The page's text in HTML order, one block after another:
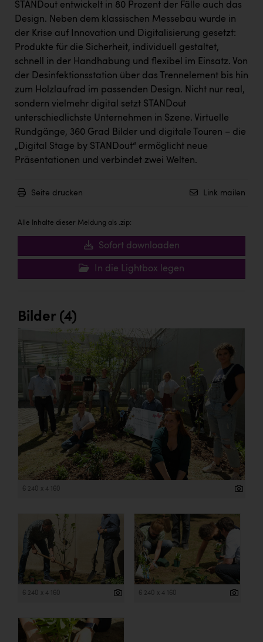
STANDout entwickelt in 80 Prozent der Fälle auch das
Design. Neben dem klassischen Messebau wurde in
der Krise auf Innovation und Digitalisierung gesetzt:
Produkte für die Sicherheit, individuell gestaltet,
schnell in der Handhabung und flexibel im Einsatz. Von
der Desinfektionsstation über das Trennelement bis hin
zum Holzlaufrad im passenden Design. Nicht nur real,
sondern vielmehr digital setzt STANDout
unterschiedlichste Unternehmen in Szene. Virtuelle
Rundgänge, 360 Grad Bilder und digitale Touren – die
„Digital Stage by STANDout“ ermöglicht neue
Präsentationen und verbindet zwei Welten.
Seite drucken Link mailen
Alle Inhalte dieser Meldung als .zip:
Sofort downloaden
In die Lightbox legen
Bilder (4)
6 240 x 4 160
6 240 x 4 160 6 240 x 4 160